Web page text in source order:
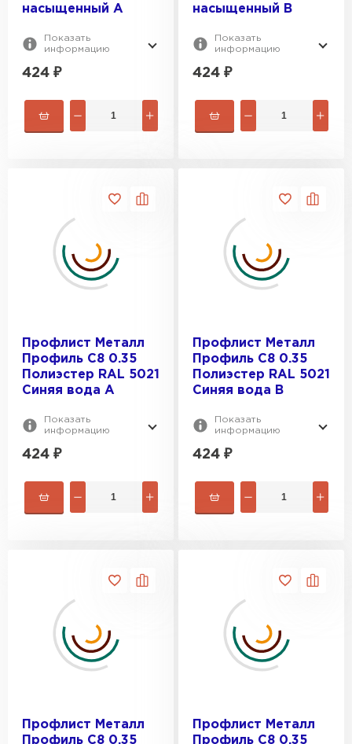
насыщенный A
Показать
информацию
424 ₽
насыщенный B
Показать
информацию
424 ₽
Профлист Металл
Профиль C8 0.35
Полиэстер RAL 5021
Синяя вода A
Показать
информацию
424 ₽
Профлист Металл
Профиль C8 0.35
Полиэстер RAL 5021
Синяя вода B
Показать
информацию
424 ₽
Профлист Металл
Профиль C8 0.35
Профлист Металл
Профиль C8 0.35